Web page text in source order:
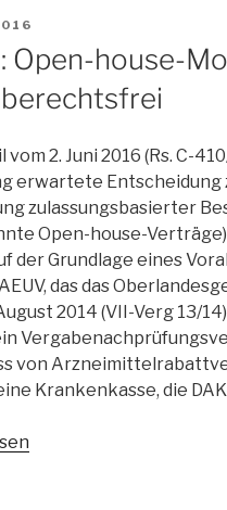
Open-house-
2. Juni 2016 (Rs. C-
erwartete
zulassungsbasierter
Open-house-
der Grundlage eines
das das
2014 (VII-Verg 13/
von
Krankenkasse, die